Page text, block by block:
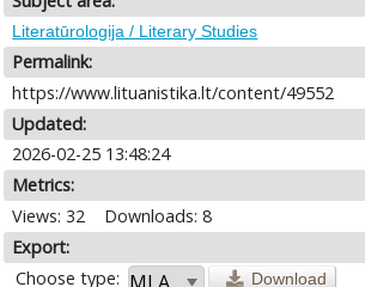
Literatūrologija / Literary Studies
Permalink:
https://www.lituanistika.lt/content/49552
Updated:
2026-02-25 13:48:24
Metrics:
Views: 32
Downloads: 8
Export:
Choose type:
Download